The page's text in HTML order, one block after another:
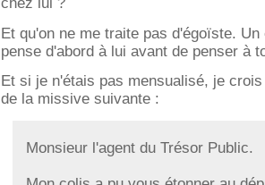
Et qu'on ne me traite pas d'égoïste.
pense d'abord à lui avant de penser à
Et si je n'étais pas mensualisé, je
de la missive suivante :
Monsieur l'agent du Trésor Public.